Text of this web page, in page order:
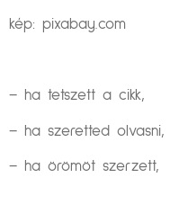
kép: pixabay.com
– ha tetszett a cikk,
– ha szeretted olvasni,
– ha örömöt szerzett,